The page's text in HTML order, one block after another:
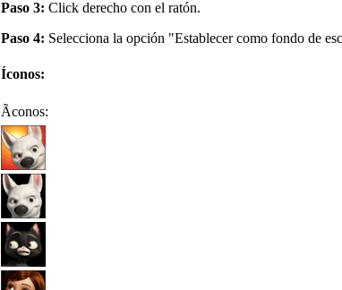
Paso 3: Click derecho con el ratón.
Paso 4: Selecciona la opción "Establecer como fondo de
Íconos:
Ãconos: